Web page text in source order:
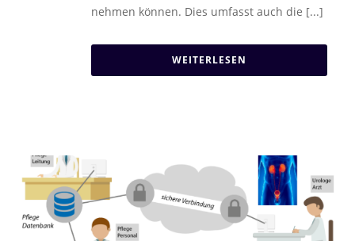
nehmen können. Dies umfasst auch die [...]
WEITERLESEN